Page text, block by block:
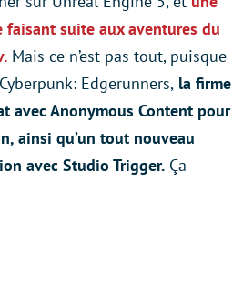
suite aux aventures du
Mais ce n’est pas tout, puisque
Edgerunners, la firme
avec Anonymous Content pour
ainsi qu’un tout nouveau
avec Studio Trigger. Ça